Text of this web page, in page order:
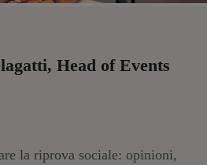
Head of Events
la riprova sociale: opinioni,